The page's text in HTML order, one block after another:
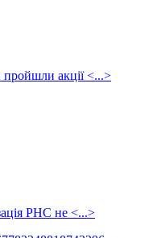
пройшли акції <...>
РНС не <...>